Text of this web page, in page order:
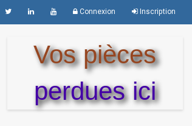
Connexion Inscription
Vos pièces
perdues ici